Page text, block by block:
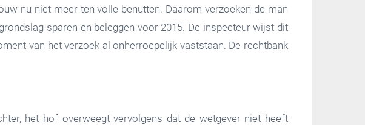
nu niet meer ten volle benutten. Daarom verzoeken de man
sparen en beleggen voor 2015. De inspecteur wijst dit
van het verzoek al onherroepelijk vaststaan. De rechtbank
het hof overweegt vervolgens dat de wetgever niet heeft